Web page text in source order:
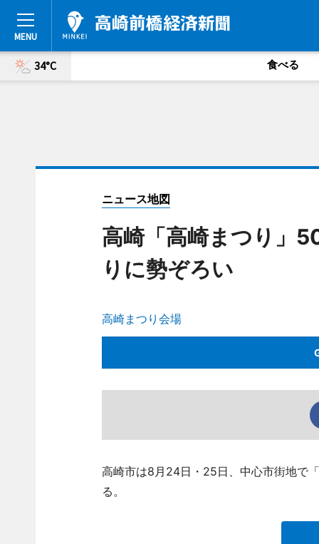
34°C 食べる
ニュース地図
高崎「高崎まつり」
りに勢ぞろい
高崎まつり会場
高崎市は8月24日・25日、中心市街地で
る。